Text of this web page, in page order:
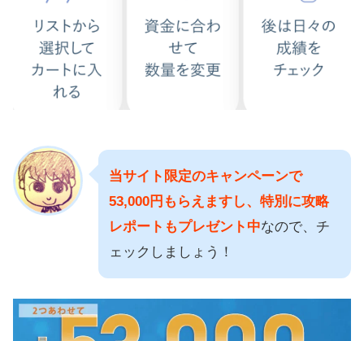
当サイト限定のキャンペーンで
53,000円もらえますし、特別に攻略
レポートもプレゼント中なので、チ
ェックしましょう！